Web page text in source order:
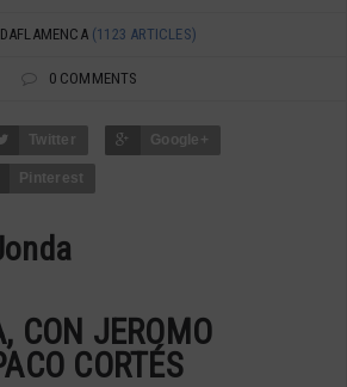
(1123 ARTICLES)
0 COMMENTS
Twitter Google+
Pinterest
CON JEROMO
CORTÉS